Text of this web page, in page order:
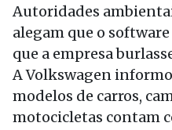
Autoridades
alegam que o
que a empresa
A Volkswagen
modelos de carros,
motocicletas contam